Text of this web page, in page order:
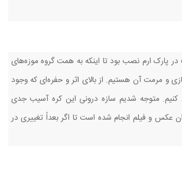
این اثر به دلیل شرایط محیطی نامناسبی که داشت تا سال ۵۷ در پارک ارم نصب بود تا اینکه به همت گروه موزه‌های
و مرمت آن هستیم. از بالای اثر و حفره‌ای که وجود
کنیم. متوجه شدیم سازه درونی این کره آسیب جدی
عکس و فیلم انجام شده است تا اگر بعداً تغییری در